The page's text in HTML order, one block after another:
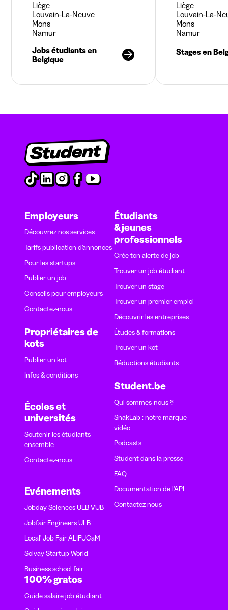
Liège
Louvain-La-Neuve
Mons
Namur
Jobs étudiants en
Belgique
Liège
Louvain-La-
Mons
Namur
Stages en
Employeurs
Découvrez nos services
Tarifs publication d’annonces
Pour les startups
Publier un job
Conseils pour employeurs
Contactez-nous
Propriétaires de
kots
Publier un kot
Infos & conditions
Écoles et
universités
Soutenir les étudiants
ensemble
Contactez-nous
Evénements
Jobday Sciences ULB-VUB
Jobfair Engineers ULB
Local' Job Fair ALIFUCaM
Solvay Startup World
Business school fair
Étudiants
& jeunes
professionnels
Crée ton alerte de job
Trouver un job étudiant
Trouver un stage
Trouver un premier emploi
Découvrir les entreprises
Études & formations
Trouver un kot
Réductions étudiants
Student.be
Qui sommes-nous ?
SnakLab : notre marque
vidéo
Podcasts
Student dans la presse
FAQ
Documentation de l'API
Contactez-nous
100% gratos
Guide salaire job étudiant